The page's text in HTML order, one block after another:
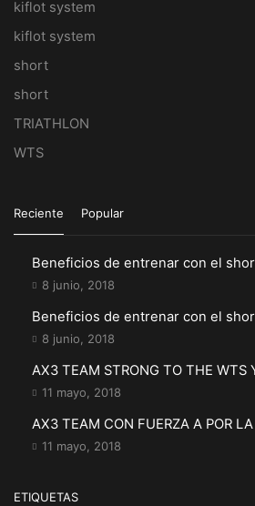
kiflot system
kiflot system
short
short
TRIATHLON
WTS
Reciente Popular
Beneficios de entrenar con el
8 junio, 2018
Beneficios de entrenar con el
8 junio, 2018
AX3 TEAM STRONG TO THE WTS
11 mayo, 2018
AX3 TEAM CON FUERZA A POR LA
11 mayo, 2018
ETIQUETAS